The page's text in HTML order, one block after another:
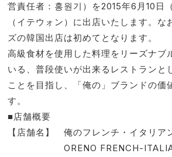
営責任者：홍원기）を2015年6月10日
（イテウォン）に出店いたします。な
ズの韓国出店は初めてとなります。
高級食材を使用した料理をリーズナブ
いる、普段使いが出来るレストランと
ことを目指し、「俺の」ブランドの価
す。
■店舗概要
【店舗名】 俺のフレンチ・イタリア
ORENO FRENCH-